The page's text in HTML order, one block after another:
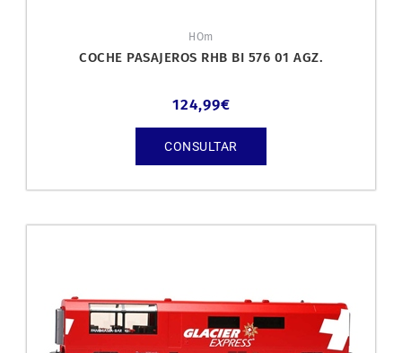
HOm
COCHE PASAJEROS RHB BI 576 01 AGZ.
124,99€
CONSULTAR